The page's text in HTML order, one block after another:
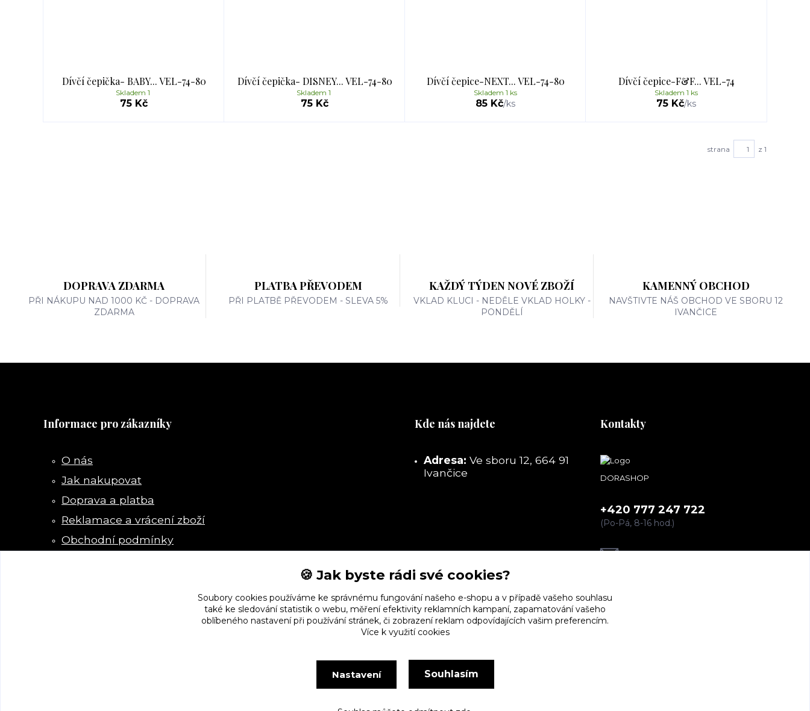
Dívčí čepička- BABY... VEL-74-80
75 Kč
Skladem 1
Dívčí čepička- DISNEY... VEL-74-80
75 Kč
Skladem 1
Dívčí čepice-NEXT... VEL-74-80
85 Kč/ks
Skladem 1 ks
Dívčí čepice-F&F... VEL-74
75 Kč/ks
Skladem 1 ks
strana z 1
DOPRAVA ZDARMA
PŘI NÁKUPU NAD 1000 KČ - DOPRAVA
ZDARMA
PLATBA PŘEVODEM
PŘI PLATBĚ PŘEVODEM - SLEVA 5%
KAŽDÝ TÝDEN NOVÉ ZBOŽÍ
VKLAD KLUCI - NEDĚLE VKLAD HOLKY -
PONDĚLÍ
KAMENNÝ OBCHOD
NAVŠTIVTE NÁŠ OBCHOD VE SBORU 12
IVANČICE
Informace pro zákazníky
O nás
Jak nakupovat
Doprava a platba
Reklamace a vrácení zboží
Obchodní podmínky
Kde nás najdete
Adresa: Ve sboru 12, 664 91
Ivančice
Kontakty
DORASHOP
+420 777 247 722
(Po-Pá, 8-16 hod.)
dorashopp@seznam.cz
🍪 Jak byste rádi své cookies?
Soubory cookies používáme ke správnému fungování našeho e-shopu a v případě vašeho souhlasu
také ke sledování statistik o webu, měření efektivity reklamních kampaní, zapamatování vašeho
oblíbeného nastavení při používání stránek, či zobrazení reklam odpovídajících vašim preferencím.
Více k využití cookies
Nastavení Souhlasím